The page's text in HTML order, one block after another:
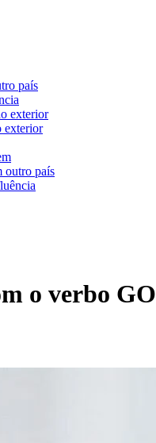
país
exterior
exterior
outro país
o verbo GO